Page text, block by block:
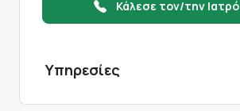
Κάλεσε τον/την Ιατρό
Υπηρεσίες